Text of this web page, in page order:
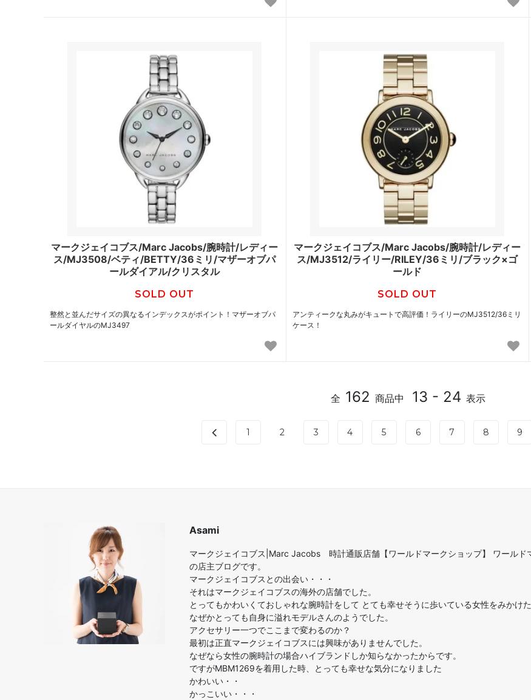
マークジェイコブス/Marc Jacobs/腕時計/レディー
ス/MJ3508/ベティ/BETTY/36ミリ/マザーオブパ
ールダイアル/クリスタル
SOLD OUT
整然と並んだサイズの異なるインデックスがポイント！マザーオブパ
ールダイヤルのMJ3497
マークジェイコブス/Marc Jacobs/腕時計/レディー
ス/MJ3512/ライリー/RILEY/36ミリ/ブラック×ゴ
ールド
SOLD OUT
アンティークな丸みがキュートで高評価！ライリーのMJ3512/36ミリ
ケース！
全 162 商品中 13 - 24 表示
1 2 3 4 5 6 7 8 9
Asami
マークジェイコブス|Marc Jacobs 時計通販店舗【ワールドマークショップ】 ワールド
の店主ブログです。
マークジェイコブスとの出会い・・・
それはマークジェイコブスの海外の店舗でした。
とってもかわいくておしゃれな腕時計をして とても幸せそうに歩いている女性をみかけ
なぜかとっても自身に溢れモデルさんのようでした。
アクセサリー一つでここまで変わるのか？
最初は正直マークジェイコブスには興味がありませんでした。
なぜなら女性の腕時計の場合ハイブランドしか知らなかったからです。
ですがMBM1269を着用した時、とっても幸せな気分になりました
かわいい・・
かっこいい・・・